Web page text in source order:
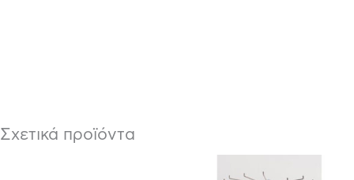
Σχετικά προϊόντα